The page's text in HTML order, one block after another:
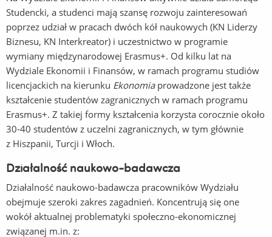
Studencki, a studenci mają szansę rozwoju zainteresowań
poprzez udział w pracach dwóch kół naukowych (KN Liderzy
Biznesu, KN Interkreator) i uczestnictwo w programie
wymiany międzynarodowej Erasmus+. Od kilku lat na
Wydziale Ekonomii i Finansów, w ramach programu studiów
licencjackich na kierunku Ekonomiaprowadzone jest także
kształcenie studentów zagranicznych w ramach programu
Erasmus+. Z takiej formy kształcenia korzysta corocznie około
30-40 studentów z uczelni zagranicznych, w tym głównie
z Hiszpanii, Turcji i Włoch.
Działalność naukowo-badawcza
Działalność naukowo-badawcza pracowników Wydziału
obejmuje szeroki zakres zagadnień. Koncentrują się one
wokół aktualnej problematyki społeczno-ekonomicznej
związanej m.in. z: